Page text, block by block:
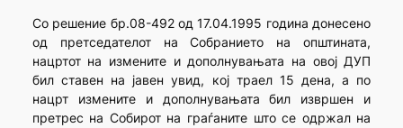
Со решение бр.08-492 од 17.04.1995 година донесено
од претседателот на Собранието на општината,
нацртот на измените и дополнувањата на овој ДУП
бил ставен на јавен увид, кој траел 15 дена, а по
нацрт измените и дополнувањата бил извршен и
претрес на Собирот на граѓаните што се одржал на